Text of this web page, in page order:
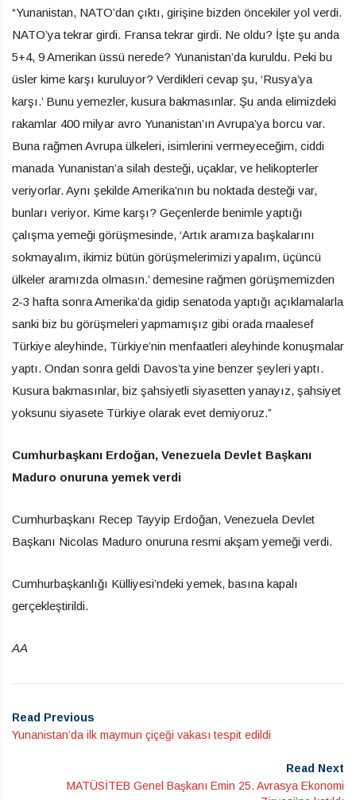
“Yunanistan, NATO’dan çıktı, girişine bizden öncekiler yol verdi.
NATO’ya tekrar girdi. Fransa tekrar girdi. Ne oldu? İşte şu anda
5+4, 9 Amerikan üssü nerede? Yunanistan’da kuruldu. Peki bu
üsler kime karşı kuruluyor? Verdikleri cevap şu, ‘Rusya’ya
karşı.’ Bunu yemezler, kusura bakmasınlar. Şu anda elimizdeki
rakamlar 400 milyar avro Yunanistan’ın Avrupa’ya borcu var.
Buna rağmen Avrupa ülkeleri, isimlerini vermeyeceğim, ciddi
manada Yunanistan’a silah desteği, uçaklar, ve helikopterler
veriyorlar. Aynı şekilde Amerika’nın bu noktada desteği var,
bunları veriyor. Kime karşı? Geçenlerde benimle yaptığı
çalışma yemeği görüşmesinde, ‘Artık aramıza başkalarını
sokmayalım, ikimiz bütün görüşmelerimizi yapalım, üçüncü
ülkeler aramızda olmasın.’ demesine rağmen görüşmemizden
2-3 hafta sonra Amerika’da gidip senatoda yaptığı açıklamalarla
sanki biz bu görüşmeleri yapmamışız gibi orada maalesef
Türkiye aleyhinde, Türkiye’nin menfaatleri aleyhinde konuşmalar
yaptı. Ondan sonra geldi Davos’ta yine benzer şeyleri yaptı.
Kusura bakmasınlar, biz şahsiyetli siyasetten yanayız, şahsiyet
yoksunu siyasete Türkiye olarak evet demiyoruz.”
Cumhurbaşkanı Erdoğan, Venezuela Devlet Başkanı
Maduro onuruna yemek verdi
Cumhurbaşkanı Recep Tayyip Erdoğan, Venezuela Devlet
Başkanı Nicolas Maduro onuruna resmi akşam yemeği verdi.
Cumhurbaşkanlığı Külliyesi’ndeki yemek, basına kapalı
gerçekleştirildi.
AA
Read Previous
Yunanistan’da ilk maymun çiçeği vakası tespit edildi
Read Next
MATÜSİTEB Genel Başkanı Emin 25. Avrasya Ekonomi